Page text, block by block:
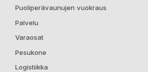
Puoliperävaunujen vuokraus
Palvelu
Varaosat
Pesukone
Logistiikka